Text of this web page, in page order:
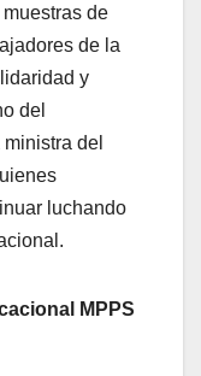
de
de la
y
del
del
luchando
MPPS